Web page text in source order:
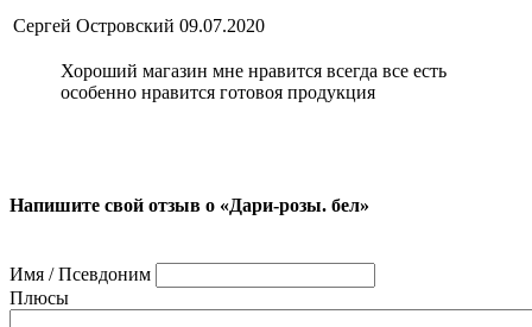
Сергей Островский 09.07.2020
Хороший магазин мне нравится всегда все есть
особенно нравится готовоя продукция
Напишите свой отзыв о «Дари-розы. бел»
Имя / Псевдоним
Плюсы